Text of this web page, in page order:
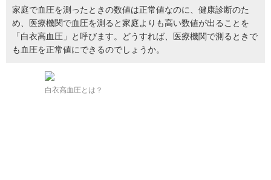
家庭で血圧を測ったときの数値は正常値なのに、健康診断のた
め、医療機関で血圧を測ると家庭よりも高い数値が出ることを
「白衣高血圧」と呼びます。どうすれば、医療機関で測るときで
も血圧を正常値にできるのでしょうか。
白衣高血圧とは？